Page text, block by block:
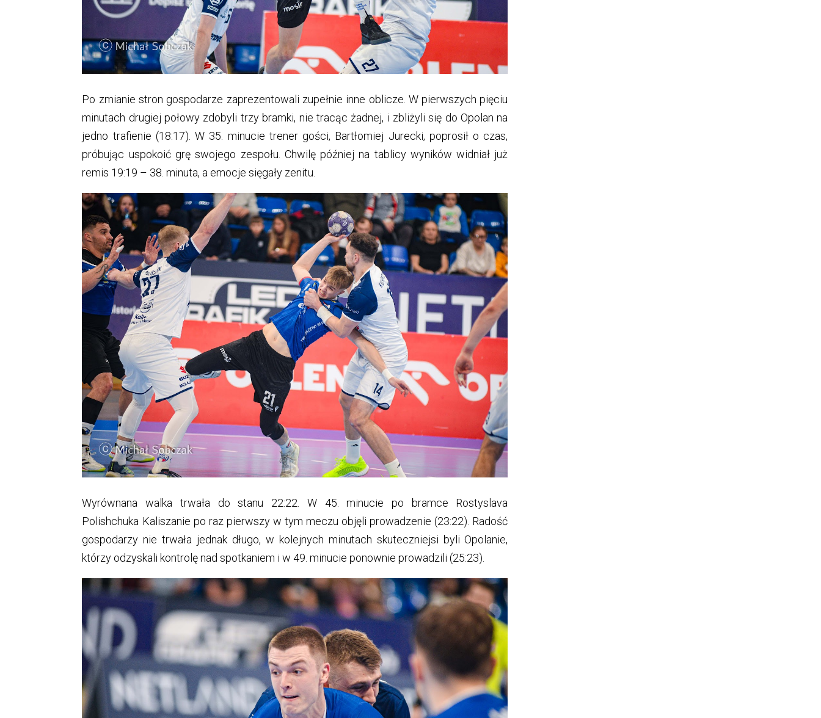
Po zmianie stron gospodarze zaprezentowali zupełnie inne oblicze. W pierwszych pięciu
minutach drugiej połowy zdobyli trzy bramki, nie tracąc żadnej, i zbliżyli się do Opolan na
jedno trafienie (18:17). W 35. minucie trener gości, Bartłomiej Jurecki, poprosił o czas,
próbując uspokoić grę swojego zespołu. Chwilę później na tablicy wyników widniał już
remis 19:19 – 38. minuta, a emocje sięgały zenitu.
Wyrównana walka trwała do stanu 22:22. W 45. minucie po bramce Rostyslava
Polishchuka Kaliszanie po raz pierwszy w tym meczu objęli prowadzenie (23:22). Radość
gospodarzy nie trwała jednak długo, w kolejnych minutach skuteczniejsi byli Opolanie,
którzy odzyskali kontrolę nad spotkaniem i w 49. minucie ponownie prowadzili (25:23).